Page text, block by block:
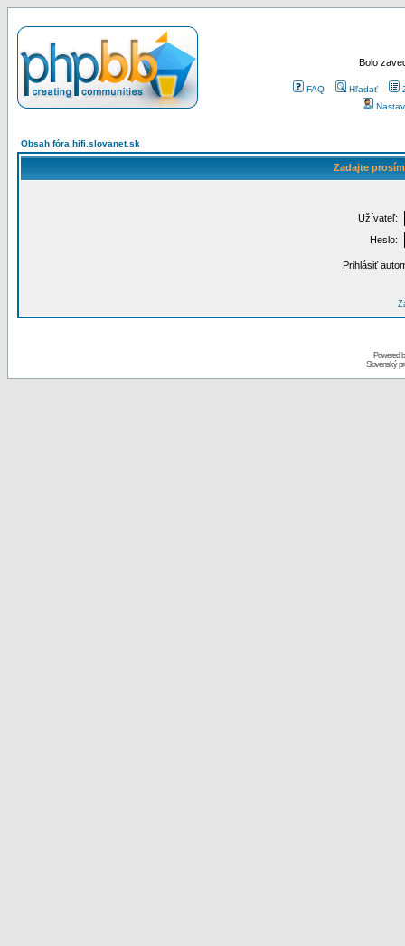
Bolo
FAQ Hľadať
Obsah fóra hifi.slovanet.sk
Zadajte
Užívateľ:
Heslo:
Prihlásiť
Powered
Slovenský